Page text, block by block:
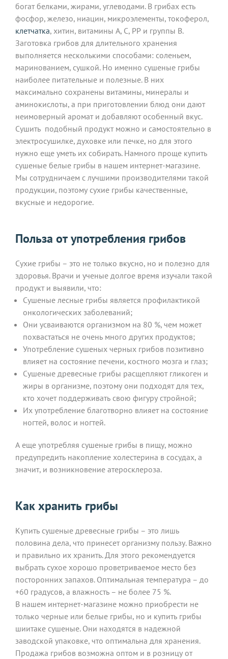
богат белками, жирами, углеводами. В грибах есть
фосфор, железо, ниацин, микроэлементы, токоферол,
клетчатка, хитин, витамины А, С, РР и группы В.
Заготовка грибов для длительного хранения
выполняется несколькими способами: соленьем,
маринованием, сушкой. Но именно сушеные грибы
наиболее питательные и полезные. В них
максимально сохранены витамины, минералы и
аминокислоты, а при приготовлении блюд они дают
неимоверный аромат и добавляют особенный вкус.
Сушить подобный продукт можно и самостоятельно в
электросушилке, духовке или печке, но для этого
нужно еще уметь их собирать. Намного проще купить
сушеные белые грибы в нашем интернет-магазине.
Мы сотрудничаем с лучшими производителями такой
продукции, поэтому сухие грибы качественные,
вкусные и недорогие.
Польза от употребления грибов
Сухие грибы – это не только вкусно, но и полезно для
здоровья. Врачи и ученые долгое время изучали такой
продукт и выявили, что:
Сушеные лесные грибы является профилактикой
онкологических заболеваний;
Они усваиваются организмом на 80 %, чем может
похвастаться не очень много других продуктов;
Употребление сушеных черных грибов позитивно
влияет на состояние печени, костного мозга и глаз;
Сушеные древесные грибы расщепляют гликоген и
жиры в организме, поэтому они подходят для тех,
кто хочет поддерживать свою фигуру стройной;
Их употребление благотворно влияет на состояние
ногтей, волос и ногтей.
А еще употребляя сушеные грибы в пищу, можно
предупредить накопление холестерина в сосудах, а
значит, и возникновение атеросклероза.
Как хранить грибы
Купить сушеные древесные грибы – это лишь
половина дела, что принесет организму пользу. Важно
и правильно их хранить. Для этого рекомендуется
выбрать сухое хорошо проветриваемое место без
посторонних запахов. Оптимальная температура – до
+60 градусов, а влажность – не более 75 %.
В нашем интернет-магазине можно приобрести не
только черные или белые грибы, но и купить грибы
шиитаке сушеные. Они находятся в надежной
заводской упаковке, что оптимальна для хранения.
Продажа грибов возможна оптом и в розницу от